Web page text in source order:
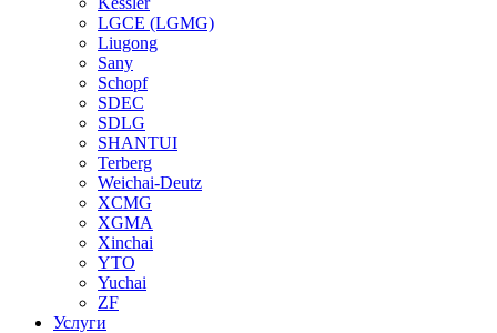
LGCE (LGMG)
Liugong
Sany
Schopf
SDEC
SDLG
SHANTUI
Terberg
Weichai-Deutz
XCMG
XGMA
Xinchai
YTO
Yuchai
ZF
Услуги